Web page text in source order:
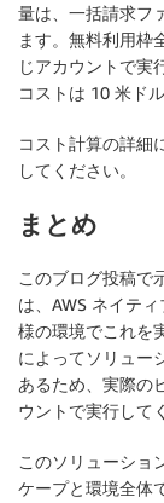
量は、一括請求フ
ます。無料利用枠
じアカウントで実
コストは 10 米ド
コスト計算の詳細
してください。
まとめ
このブログ投稿で
は、AWS ネイテ
様の環境でこれを
によってソリュー
あるため、実際の
ウントで実行して
このソリューショ
ケープと環境全体